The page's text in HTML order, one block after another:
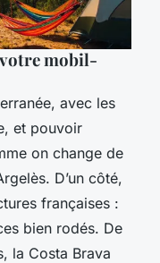
votre mobil-
avec les
et pouvoir
on change de
D’un côté,
françaises :
bien rodés. De
la Costa Brava